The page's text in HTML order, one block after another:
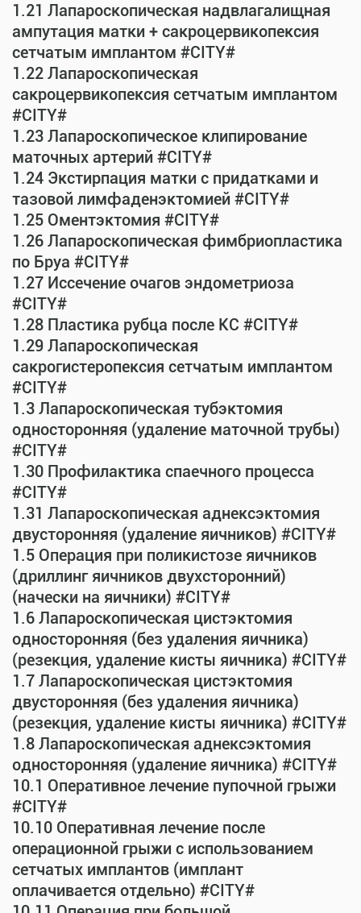
1.21 Лапароскопическая надвлагалищная
ампутация матки + сакроцервикопексия
сетчатым имплантом #CITY#
1.22 Лапароскопическая
сакроцервикопексия сетчатым имплантом
#CITY#
1.23 Лапароскопическое клипирование
маточных артерий #CITY#
1.24 Экстирпация матки с придатками и
тазовой лимфаденэктомией #CITY#
1.25 Оментэктомия #CITY#
1.26 Лапароскопическая фимбриопластика
по Бруа #CITY#
1.27 Иссечение очагов эндометриоза
#CITY#
1.28 Пластика рубца после КС #CITY#
1.29 Лапароскопическая
сакрогистеропексия сетчатым имплантом
#CITY#
1.3 Лапароскопическая тубэктомия
односторонняя (удаление маточной трубы)
#CITY#
1.30 Профилактика спаечного процесса
#CITY#
1.31 Лапароскопическая аднексэктомия
двусторонняя (удаление яичников) #CITY#
1.5 Операция при поликистозе яичников
(дриллинг яичников двухсторонний)
(начески на яичники) #CITY#
1.6 Лапароскопическая цистэктомия
односторонняя (без удаления яичника)
(резекция, удаление кисты яичника) #CITY#
1.7 Лапароскопическая цистэктомия
двусторонняя (без удаления яичника)
(резекция, удаление кисты яичника) #CITY#
1.8 Лапароскопическая аднексэктомия
односторонняя (удаление яичника) #CITY#
10.1 Оперативное лечение пупочной грыжи
#CITY#
10.10 Оперативная лечение после
операционной грыжи с использованием
сетчатых имплантов (имплант
оплачивается отдельно) #CITY#